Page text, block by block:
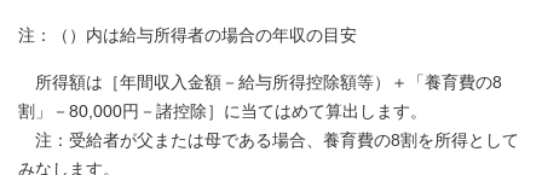
注：（）内は給与所得者の場合の年収の目安
所得額は［年間収入金額－給与所得控除額等）＋「養育費の8
割」－80,000円－諸控除］に当てはめて算出します。
注：受給者が父または母である場合、養育費の8割を所得として
みなします。